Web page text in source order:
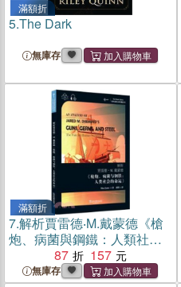
滿額折
5.The Dark
無庫存
滿額折
7.解析賈雷德‧M.戴蒙德《槍
炮、病菌與鋼鐵：人類社會
的命運》（簡體書）
87 157
無庫存